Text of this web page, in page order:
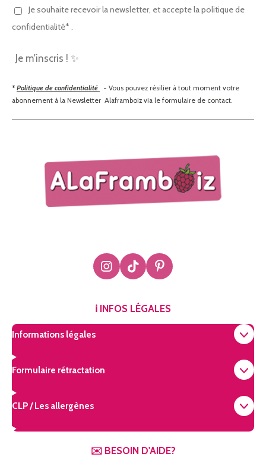
Je souhaite recevoir la newsletter, et accepte la politique de
confidentialité* .
Je m'inscris ! ✨
* Politique de confidentialité
- Vous pouvez résilier à tout moment votre
abonnement à la Newsletter Alaframboiz via le formulaire de contact.
I
n
t
T
i
T
P
i
t
ℹ️ INFOS LÉGALES
Informations légales
Formulaire rétractation
CLP / Les allergènes
✉️ BESOIN D'AIDE?